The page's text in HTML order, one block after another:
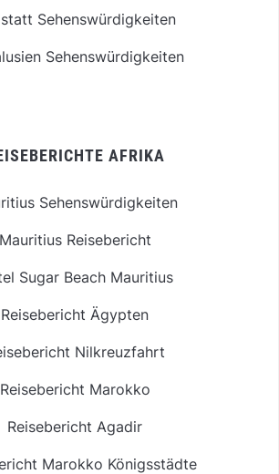
Sehenswürdigkeiten
Sehenswürdigkeiten
AFRIKA
Sehenswürdigkeiten
Mauritius Reisebericht
Sugar Beach Mauritius
Reisebericht Ägypten
Nilkreuzfahrt
Reisebericht Marokko
Reisebericht Agadir
Marokko Königsstädte